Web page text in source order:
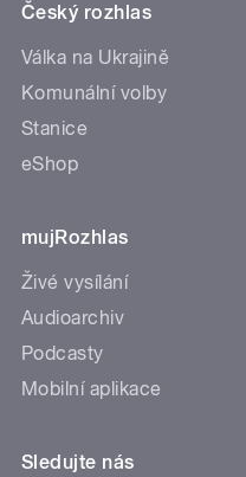
Český rozhlas
Válka na Ukrajině
Komunální volby
Stanice
eShop
mujRozhlas
Živé vysílání
Audioarchiv
Podcasty
Mobilní aplikace
Sledujte nás